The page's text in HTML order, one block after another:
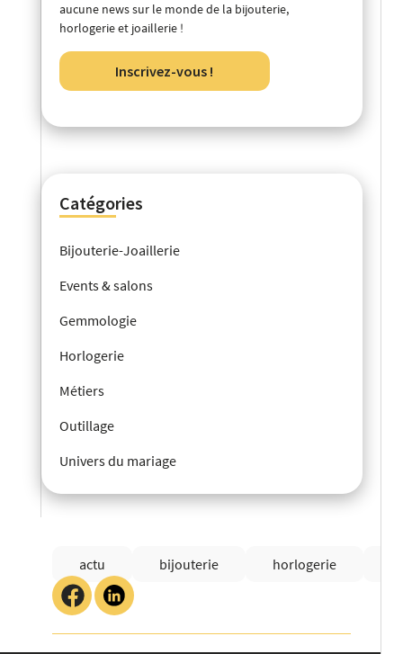
aucune news sur le monde de la bijouterie,
horlogerie et joaillerie !
Inscrivez-vous !
Catégories
Bijouterie-Joaillerie
Events & salons
Gemmologie
Horlogerie
Métiers
Outillage
Univers du mariage
actu bijouterie horlogerie